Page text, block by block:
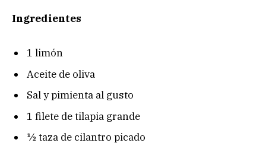
Ingredientes
1 limón
Aceite de oliva
Sal y pimienta al gusto
1 filete de tilapia grande
½ taza de cilantro picado